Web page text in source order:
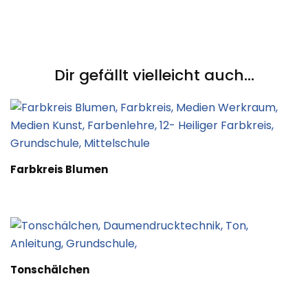
Dir gefällt vielleicht auch...
Farbkreis Blumen
Tonschälchen